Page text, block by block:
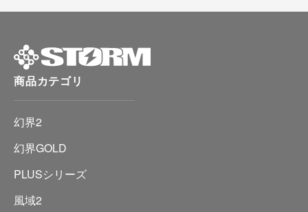
商品カテゴリ
幻界2
幻界GOLD
PLUSシリーズ
風域2